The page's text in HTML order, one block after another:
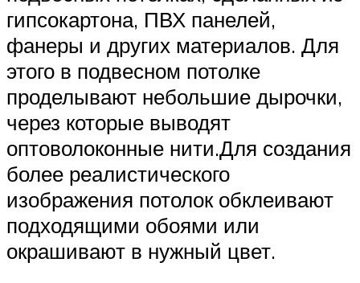
гипсокартона, ПВХ панелей,
фанеры и других материалов. Для
этого в подвесном потолке
проделывают небольшие дырочки,
через которые выводят
оптоволоконные нити.Для создания
более реалистического
изображения потолок обклеивают
подходящими обоями или
окрашивают в нужный цвет.